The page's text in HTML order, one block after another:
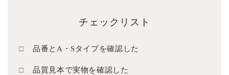
チェックリスト
品番とA・Sタイプを確認した
品質見本で実物を確認した